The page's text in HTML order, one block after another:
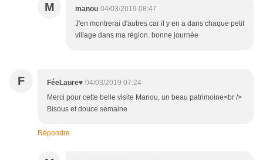
M manou 04/03/2019 08:47
J'en montrerai d'autres car il y en a dans chaque petit
village dans ma région. bonne journée
F FéeLaure♥ 04/03/2019 07:24
Merci pour cette belle visite Manou, un beau patrimoine<br />
Bisous et douce semaine
Répondre